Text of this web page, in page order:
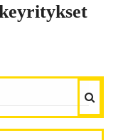
Haku